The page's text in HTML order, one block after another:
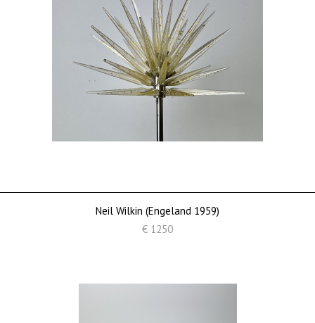
Neil Wilkin (Engeland 1959)
€ 1250